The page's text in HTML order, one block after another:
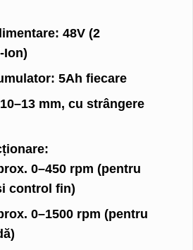
48V (2
Ion)
5Ah fiecare
10–13 mm, cu strângere
0–450 rpm (pentru
control fin)
0–1500 rpm (pentru